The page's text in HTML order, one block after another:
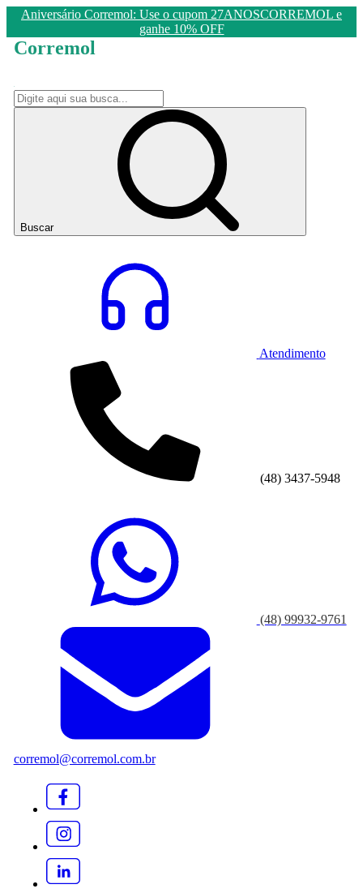
Aniversário Corremol: Use o cupom 27ANOSCORREMOL e
ganhe 10% OFF
Corremol
Buscar
Atendimento
(48) 3437-5948
(48) 99932-9761
corremol@corremol.com.br